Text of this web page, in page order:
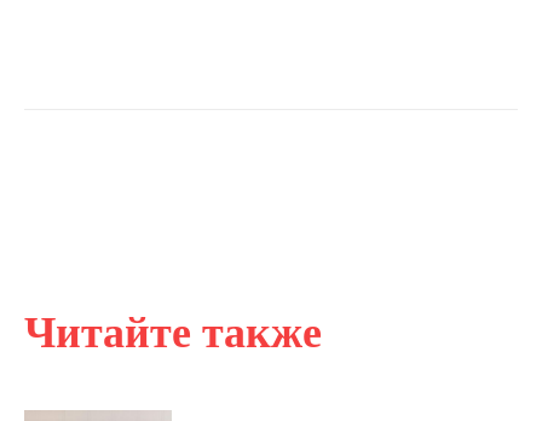
Читайте также